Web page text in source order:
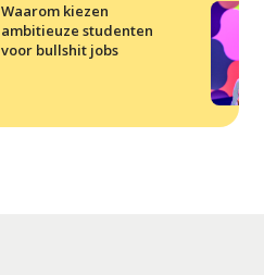
Waarom kiezen
ambitieuze studenten
voor bullshit jobs